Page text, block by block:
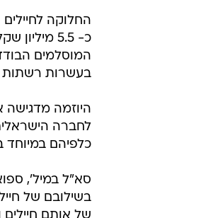
החלוקה
כ- 5.5
בעשרות רשתות
היוזמה
לחברה
כלפיהם
סא"ל במיל',
בשילובם של